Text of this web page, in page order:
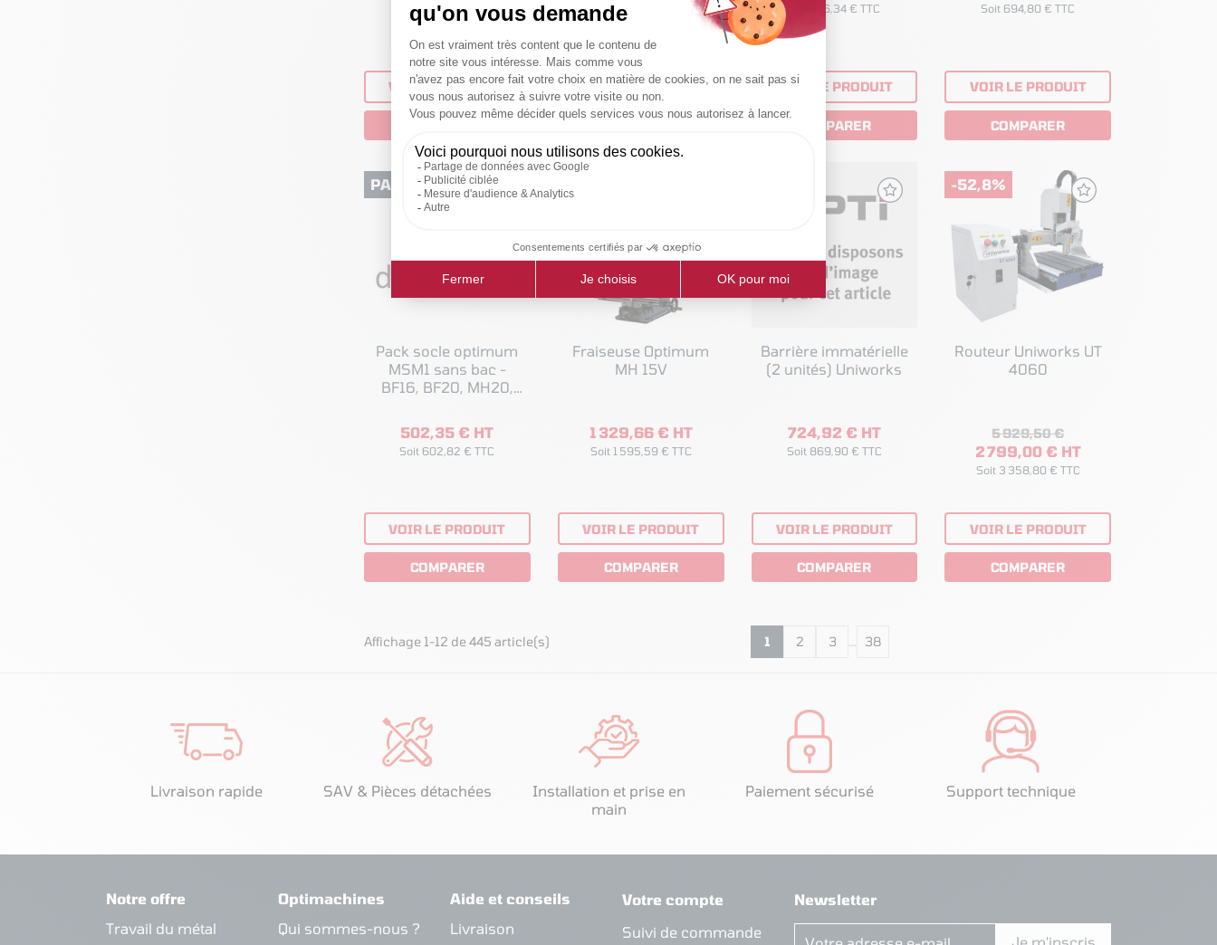
Soit 5 656,86 € TTC
VOIR LE PRODUIT
COMPARER
Soit 226,80 € TTC
VOIR LE PRODUIT
Soit 166,34 € TTC
VOIR LE PRODUIT
COMPARER
Soit 694,80 € TTC
VOIR LE PRODUIT
COMPARER
Pack socle optimum
MSM1 sans bac -
BF16, BF20, MH20,
502,35 € HT
Soit 602,82 € TTC
PACK
VOIR LE PRODUIT
COMPARER
Fraiseuse Optimum
MH 15V
1 329,66 € HT
Soit 1 595,59 € TTC
VOIR LE PRODUIT
COMPARER
Barrière immatérielle
(2 unités) Uniworks
724,92 € HT
Soit 869,90 € TTC
VOIR LE PRODUIT
COMPARER
Routeur Uniworks UT
4060
5 929,50 €
2 799,00 € HT
Soit 3 358,80 € TTC
-52,8%
VOIR LE PRODUIT
COMPARER
Affichage 1-12 de 445 article(s) 1 2 3 … 38
Livraison rapide SAV & Pièces détachées
Installation et prise en
main
Paiement sécurisé Support technique
Notre offre
Travail du métal
Optimachines
Qui sommes-nous ?
Aide et conseils
Livraison
Votre compte
Suivi de commande
Newsletter